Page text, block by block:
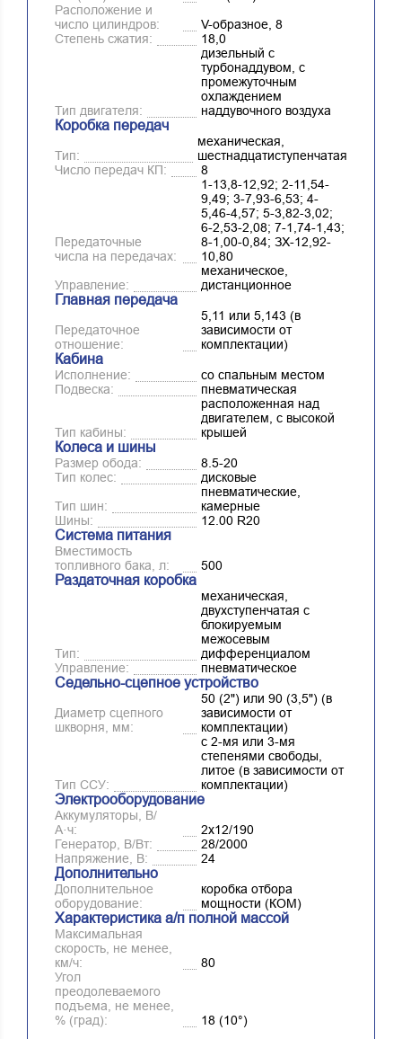
Расположение и
число цилиндров:
V-образное, 8
Степень сжатия:
18,0
Тип двигателя:
дизельный с
турбонаддувом, с
промежуточным
охлаждением
наддувочного воздуха
Коробка передач
Тип:
механическая,
шестнадцатиступенчатая
Число передач КП:
8
Передаточные
числа на передачах:
1-13,8-12,92; 2-11,54-
9,49; 3-7,93-6,53; 4-
5,46-4,57; 5-3,82-3,02;
6-2,53-2,08; 7-1,74-1,43;
8-1,00-0,84; ЗХ-12,92-
10,80
Управление:
механическое,
дистанционное
Главная передача
Передаточное
отношение:
5,11 или 5,143 (в
зависимости от
комплектации)
Кабина
Исполнение:
со спальным местом
Подвеска:
пневматическая
Тип кабины:
расположенная над
двигателем, с высокой
крышей
Колеса и шины
Размер обода:
8.5-20
Тип колес:
дисковые
Тип шин:
пневматические,
камерные
Шины:
12.00 R20
Система питания
Вместимость
топливного бака, л:
500
Раздаточная коробка
Тип:
механическая,
двухступенчатая с
блокируемым
межосевым
дифференциалом
Управление:
пневматическое
Седельно-сцепное устройство
Диаметр сцепного
шкворня, мм:
50 (2") или 90 (3,5") (в
зависимости от
комплектации)
Тип ССУ:
с 2-мя или 3-мя
степенями свободы,
литое (в зависимости от
комплектации)
Электрооборудование
Аккумуляторы, В/
А·ч:
2х12/190
Генератор, В/Вт:
28/2000
Напряжение, B:
24
Дополнительно
Дополнительное
оборудование:
коробка отбора
мощности (КОМ)
Характеристика а/п полной массой
Максимальная
скорость, не менее,
км/ч:
80
Угол
преодолеваемого
подъема, не менее,
% (град):
18 (10°)